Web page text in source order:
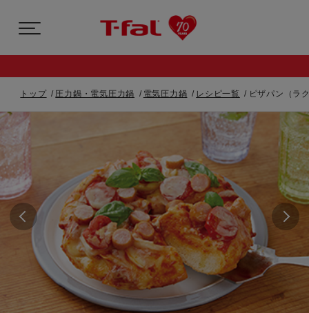
トップ 圧力鍋・電気圧力鍋 電気圧力鍋 レシピ一覧 ピザパン（ラ